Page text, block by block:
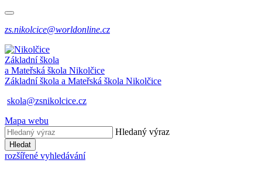
zs.nikolcice@worldonline.cz
Základní škola
a Mateřská škola Nikolčice
Základní škola a Mateřská škola Nikolčice
skola@zsnikolcice.cz
Mapa webu
Hledaný výraz
Hledat
rozšířené vyhledávání